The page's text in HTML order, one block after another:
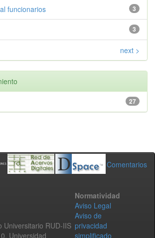
3
funcionarios
3
next >
27
Comentarios
Universitario RUD-IIS
Universidad
Normatividad
Aviso Legal
Aviso de
privacidad
simplificado